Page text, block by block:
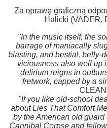
Za oprawę graficzną
Halicki (VADER,
"In the music itself, the
barrage of maniacally
blasting, and bestial, belly-
viciousness also well up
delirium reigns in
fretwork, capped by a
"If you like old-school
about Lies That Comfort
by the American old
Cannibal Corpse and